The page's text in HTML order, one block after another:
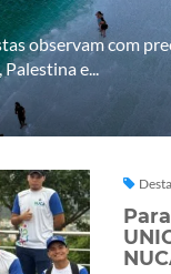
observam com
e...